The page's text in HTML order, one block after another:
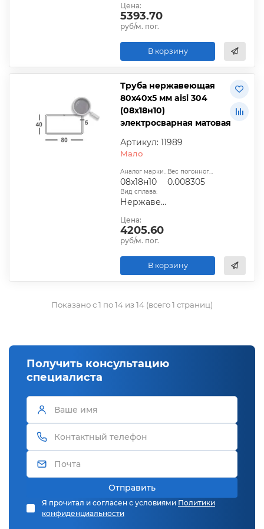
Цена:
5393.70
руб/м. пог.
В корзину
Труба нержавеющая
80х40х5 мм aisi 304
(08х18н10)
электросварная матовая
Артикул: 11989
Мало
Аналог марки стали:
08х18н10
Вес погонного метра, т.:
0.008305
Вид сплава:
Нержавеющая сталь
Цена:
4205.60
руб/м. пог.
В корзину
Показано с 1 по 14 из 14 (всего 1 страниц)
Получить консультацию
специалиста
Отправить
Я прочитал и согласен с условиями Политики
конфиденциальности